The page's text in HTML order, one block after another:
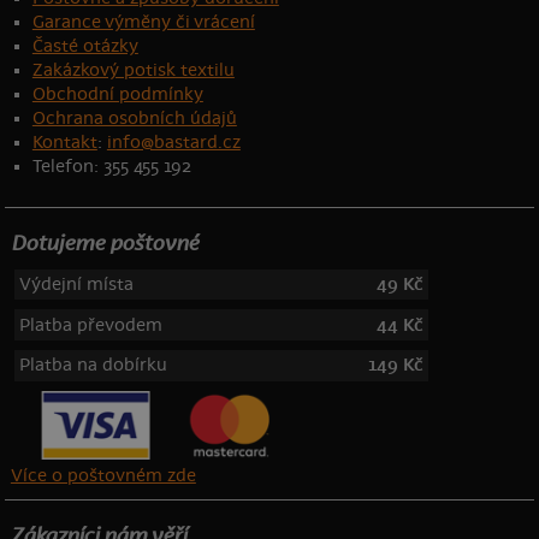
Garance výměny či vrácení
Časté otázky
Zakázkový potisk textilu
Obchodní podmínky
Ochrana osobních údajů
Kontakt: info@bastard.cz
Telefon: 355 455 192
Dotujeme poštovné
Výdejní místa
49 Kč
Platba převodem
44 Kč
Platba na dobírku
149 Kč
Více o poštovném zde